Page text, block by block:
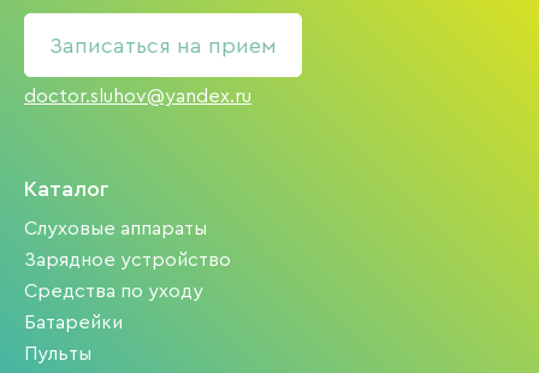
Записаться на прием
doctor.sluhov@yandex.ru
Каталог
Слуховые аппараты
Зарядное устройство
Средства по уходу
Батарейки
Пульты